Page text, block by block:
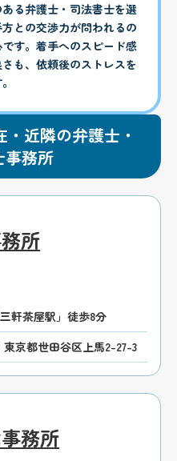
る弁護士・司法書士を選
との交渉力が問われるの
す。着手へのスピード感
も、依頼後のストレスを
近隣の弁護士・
事務所
所
軒茶屋駅」徒歩8分
東京都世田谷区上馬2-27-3
務所